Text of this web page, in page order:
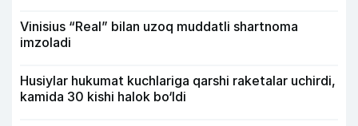
Vinisius “Real” bilan uzoq muddatli shartnoma
imzoladi
Husiylar hukumat kuchlariga qarshi raketalar uchirdi,
kamida 30 kishi halok bo‘ldi